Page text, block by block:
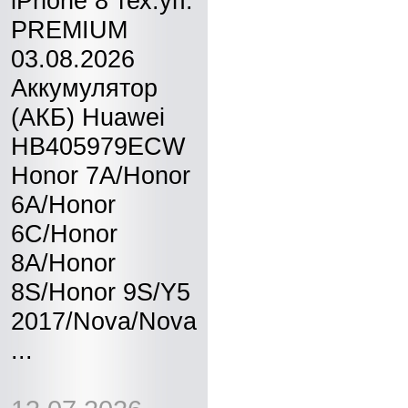
PREMIUM
03.08.2026
Аккумулятор
(АКБ) Huawei
HB405979ECW
Honor 7A/Honor
6A/Honor
6C/Honor
8A/Honor
8S/Honor 9S/Y5
2017/Nova/Nova
...